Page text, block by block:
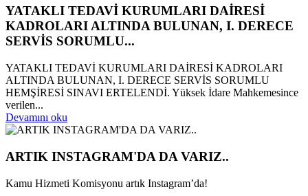
YATAKLI TEDAVİ KURUMLARI DAİRESİ
KADROLARI ALTINDA BULUNAN, I. DERECE
SERVİS SORUMLU...
YATAKLI TEDAVİ KURUMLARI DAİRESİ KADROLARI
ALTINDA BULUNAN, I. DERECE SERVİS SORUMLU
HEMŞİRESİ SINAVI ERTELENDİ. Yüksek İdare Mahkemesince
verilen...
Devamını oku
ARTIK INSTAGRAM'DA DA VARIZ..
Kamu Hizmeti Komisyonu artık Instagram’da!